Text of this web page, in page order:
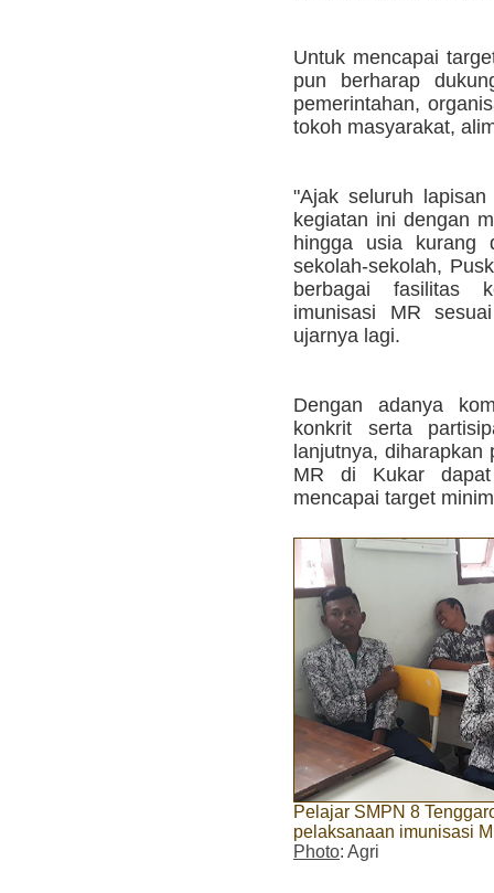
Untuk mencapai
pun berharap
pemerintahan,
tokoh masyarakat,
"Ajak seluruh
kegiatan ini dengan
hingga usia kurang
sekolah-sekolah,
berbagai fasilitas
imunisasi MR
ujarnya lagi.
Dengan adanya
konkrit serta
lanjutnya, diharapkan
MR di Kukar
mencapai target
Pelajar SMPN 8
pelaksanaan imunisasi
Photo: Agri